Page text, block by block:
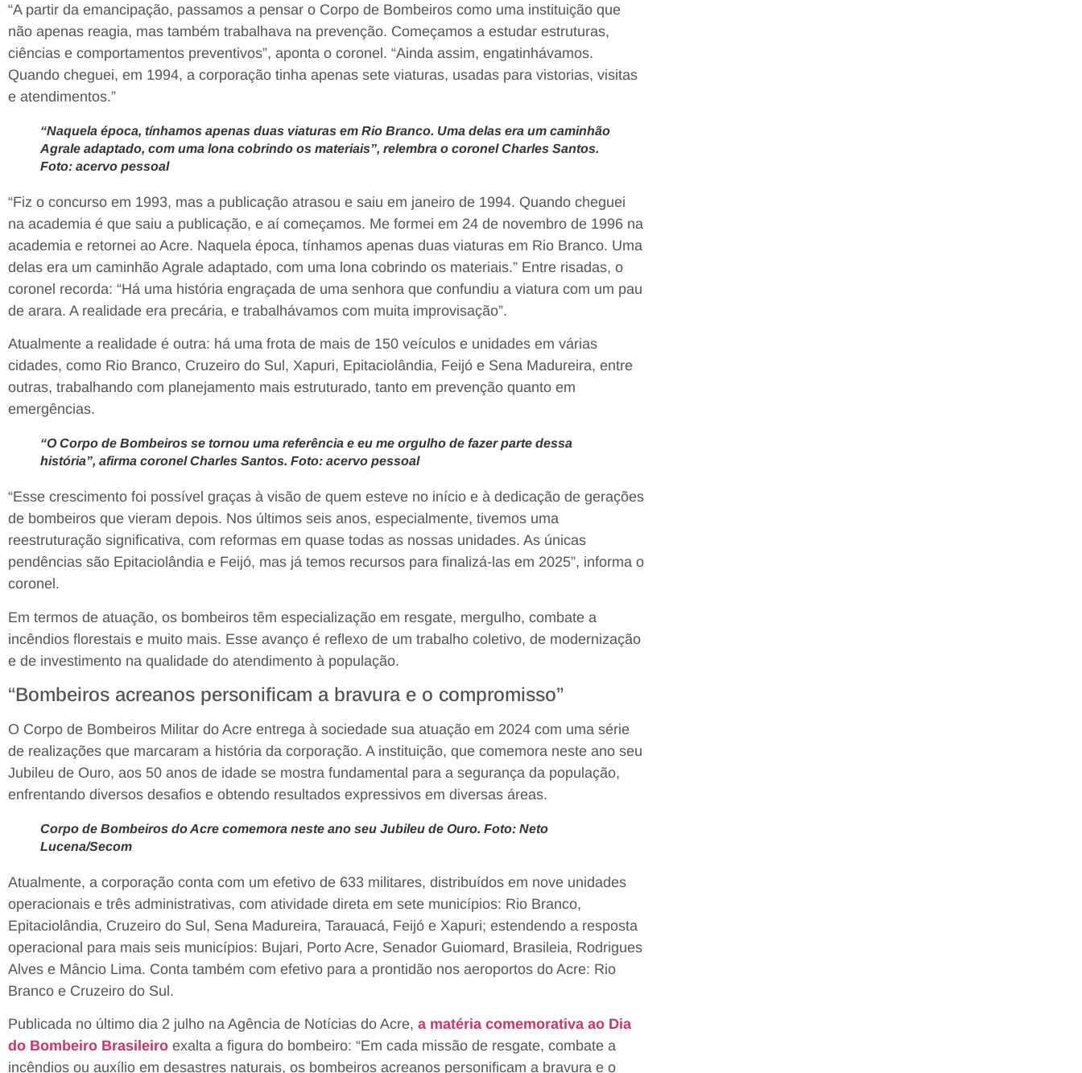
“A partir da emancipação, passamos a pensar o Corpo de Bombeiros como uma instituição que
não apenas reagia, mas também trabalhava na prevenção. Começamos a estudar estruturas,
ciências e comportamentos preventivos”, aponta o coronel. “Ainda assim, engatinhávamos.
Quando cheguei, em 1994, a corporação tinha apenas sete viaturas, usadas para vistorias, visitas
e atendimentos.”
“Naquela época, tínhamos apenas duas viaturas em Rio Branco. Uma delas era um caminhão
Agrale adaptado, com uma lona cobrindo os materiais”, relembra o coronel Charles Santos.
Foto: acervo pessoal
“Fiz o concurso em 1993, mas a publicação atrasou e saiu em janeiro de 1994. Quando cheguei
na academia é que saiu a publicação, e aí começamos. Me formei em 24 de novembro de 1996 na
academia e retornei ao Acre. Naquela época, tínhamos apenas duas viaturas em Rio Branco. Uma
delas era um caminhão Agrale adaptado, com uma lona cobrindo os materiais.” Entre risadas, o
coronel recorda: “Há uma história engraçada de uma senhora que confundiu a viatura com um pau
de arara. A realidade era precária, e trabalhávamos com muita improvisação”.
Atualmente a realidade é outra: há uma frota de mais de 150 veículos e unidades em várias
cidades, como Rio Branco, Cruzeiro do Sul, Xapuri, Epitaciolândia, Feijó e Sena Madureira, entre
outras, trabalhando com planejamento mais estruturado, tanto em prevenção quanto em
emergências.
“O Corpo de Bombeiros se tornou uma referência e eu me orgulho de fazer parte dessa
história”, afirma coronel Charles Santos. Foto: acervo pessoal
“Esse crescimento foi possível graças à visão de quem esteve no início e à dedicação de gerações
de bombeiros que vieram depois. Nos últimos seis anos, especialmente, tivemos uma
reestruturação significativa, com reformas em quase todas as nossas unidades. As únicas
pendências são Epitaciolândia e Feijó, mas já temos recursos para finalizá-las em 2025”, informa o
coronel.
Em termos de atuação, os bombeiros têm especialização em resgate, mergulho, combate a
incêndios florestais e muito mais. Esse avanço é reflexo de um trabalho coletivo, de modernização
e de investimento na qualidade do atendimento à população.
“Bombeiros acreanos personificam a bravura e o compromisso”
O Corpo de Bombeiros Militar do Acre entrega à sociedade sua atuação em 2024 com uma série
de realizações que marcaram a história da corporação. A instituição, que comemora neste ano seu
Jubileu de Ouro, aos 50 anos de idade se mostra fundamental para a segurança da população,
enfrentando diversos desafios e obtendo resultados expressivos em diversas áreas.
Corpo de Bombeiros do Acre comemora neste ano seu Jubileu de Ouro. Foto: Neto
Lucena/Secom
Atualmente, a corporação conta com um efetivo de 633 militares, distribuídos em nove unidades
operacionais e três administrativas, com atividade direta em sete municípios: Rio Branco,
Epitaciolândia, Cruzeiro do Sul, Sena Madureira, Tarauacá, Feijó e Xapuri; estendendo a resposta
operacional para mais seis municípios: Bujari, Porto Acre, Senador Guiomard, Brasileia, Rodrigues
Alves e Mâncio Lima. Conta também com efetivo para a prontidão nos aeroportos do Acre: Rio
Branco e Cruzeiro do Sul.
Publicada no último dia 2 julho na Agência de Notícias do Acre, a matéria comemorativa ao Dia
do Bombeiro Brasileiro exalta a figura do bombeiro: “Em cada missão de resgate, combate a
incêndios ou auxílio em desastres naturais, os bombeiros acreanos personificam a bravura e o